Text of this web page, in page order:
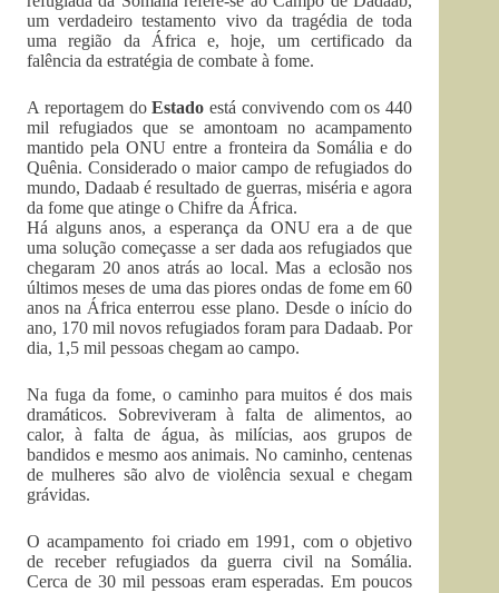
um verdadeiro testamento vivo da tragédia de toda
uma região da África e, hoje, um certificado da
falência da estratégia de combate à fome.
A reportagem doEstado está convivendo com os 440
mil refugiados que se amontoam no acampamento
mantido pela ONU entre a fronteira da Somália e do
Quênia. Considerado o maior campo de refugiados do
mundo, Dadaab é resultado de guerras, miséria e agora
da fome que atinge o Chifre da África.
Há alguns anos, a esperança da ONU era a de que
uma solução começasse a ser dada aos refugiados que
chegaram 20 anos atrás ao local. Mas a eclosão nos
últimos meses de uma das piores ondas de fome em 60
anos na África enterrou esse plano. Desde o início do
ano, 170 mil novos refugiados foram para Dadaab. Por
dia, 1,5 mil pessoas chegam ao campo.
Na fuga da fome, o caminho para muitos é dos mais
dramáticos. Sobreviveram à falta de alimentos, ao
calor, à falta de água, às milícias, aos grupos de
bandidos e mesmo aos animais. No caminho, centenas
de mulheres são alvo de violência sexual e chegam
grávidas.
O acampamento foi criado em 1991, com o objetivo
de receber refugiados da guerra civil na Somália.
Cerca de 30 mil pessoas eram esperadas. Em poucos